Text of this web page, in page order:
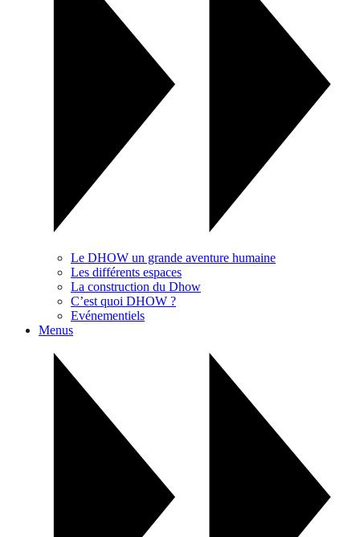
Le DHOW un grande aventure humaine
Les différents espaces
La construction du Dhow
C’est quoi DHOW ?
Evénementiels
Menus